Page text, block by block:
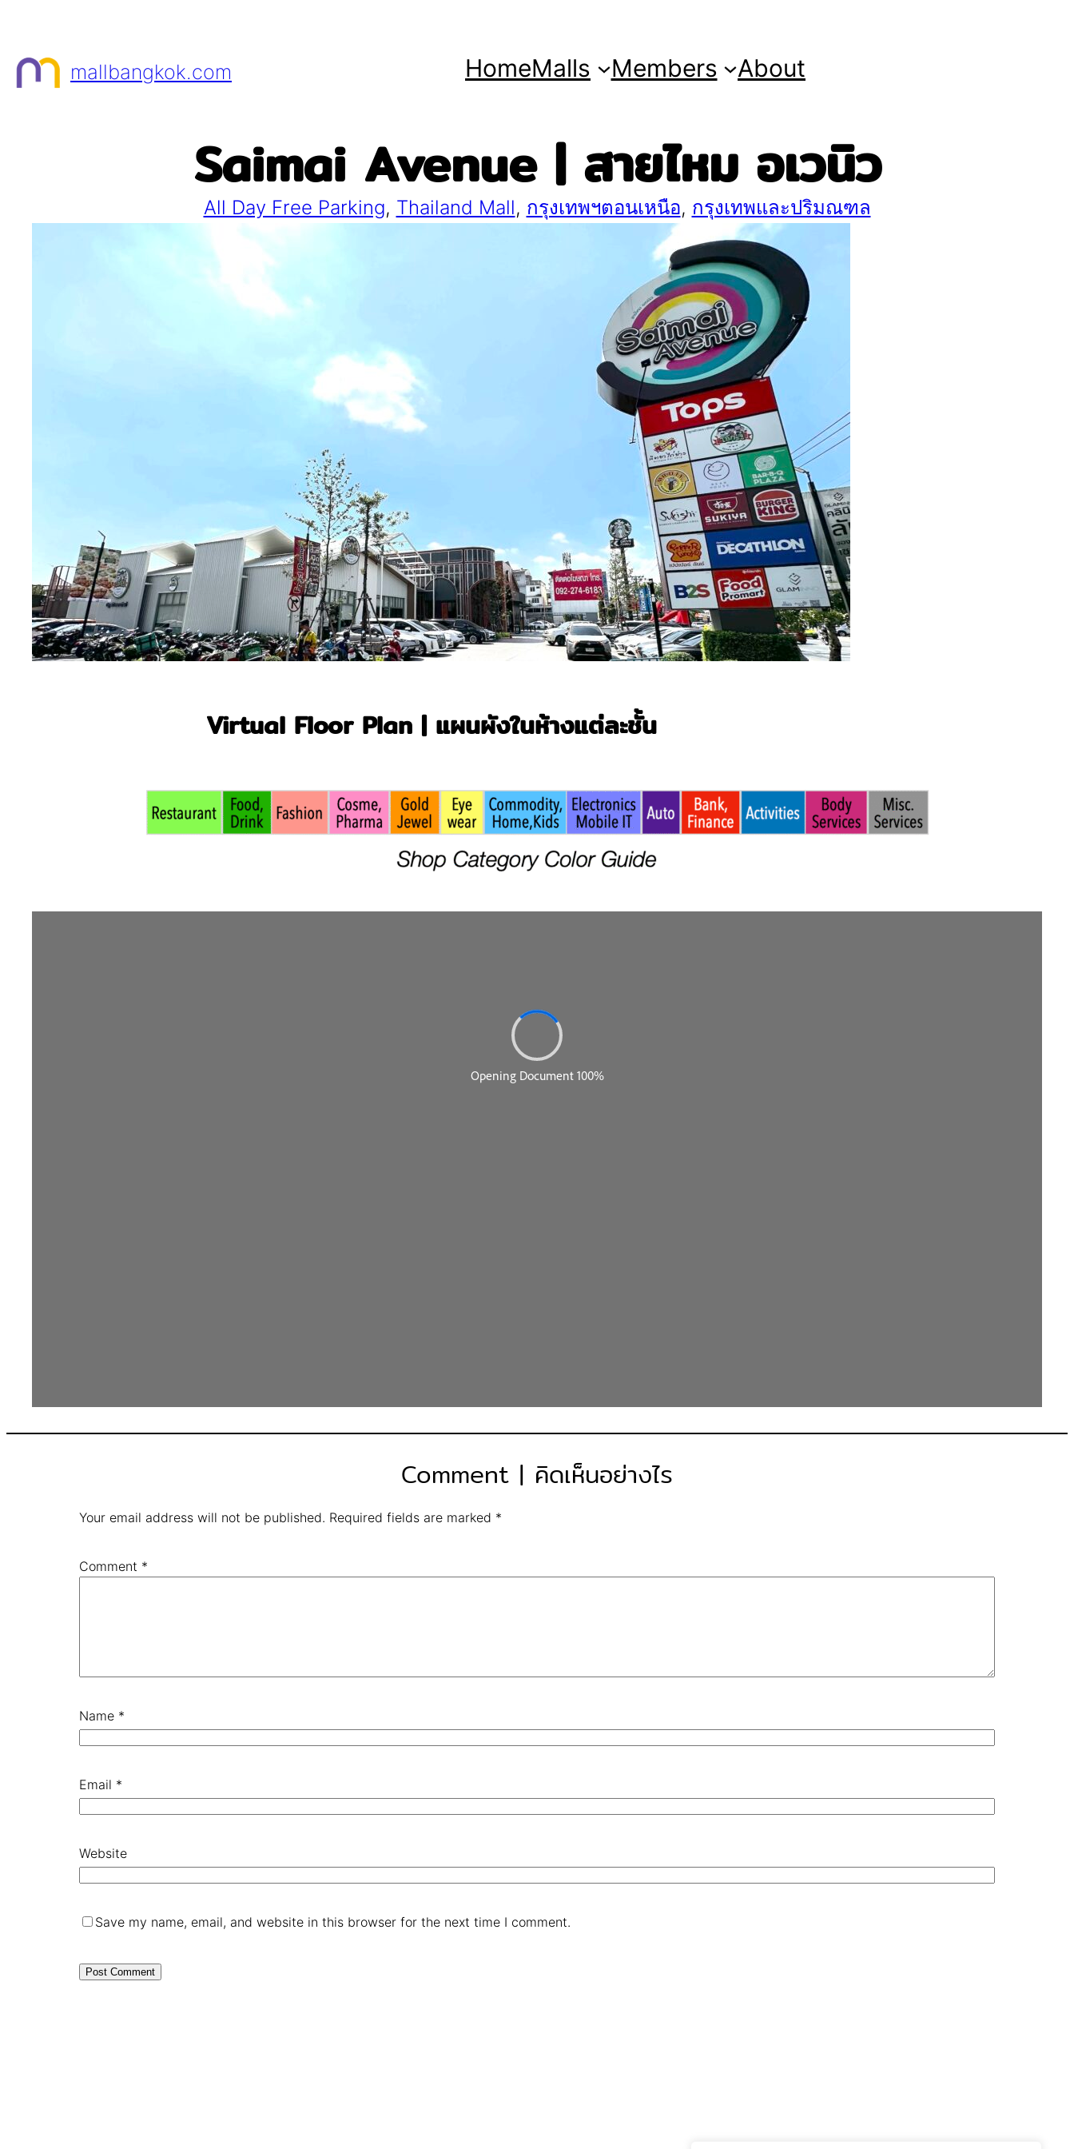
content
mallbangkok.com HomeMalls Members About
Saimai Avenue | สายไหม อเวนิว
All Day Free Parking, Thailand Mall, กรุงเทพฯตอนเหนือ, กรุงเทพและปริมณฑล
Virtual Floor Plan | แผนผังในห้างแต่ละชั้น
Comment | คิดเห็นอย่างไร
Your email address will not be published. Required fields are marked *
Comment *
Name *
Email *
Website
Save my name, email, and website in this browser for the next time I comment.